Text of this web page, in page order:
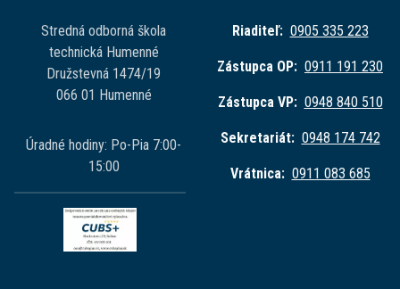
Stredná odborná škola
technická Humenné
Družstevná 1474/19
066 01 Humenné
Úradné hodiny: Po-Pia 7:00-
15:00
Riaditeľ: 0905 335 223
Zástupca OP: 0911 191 230
Zástupca VP: 0948 840 510
Sekretariát: 0948 174 742
Vrátnica: 0911 083 685